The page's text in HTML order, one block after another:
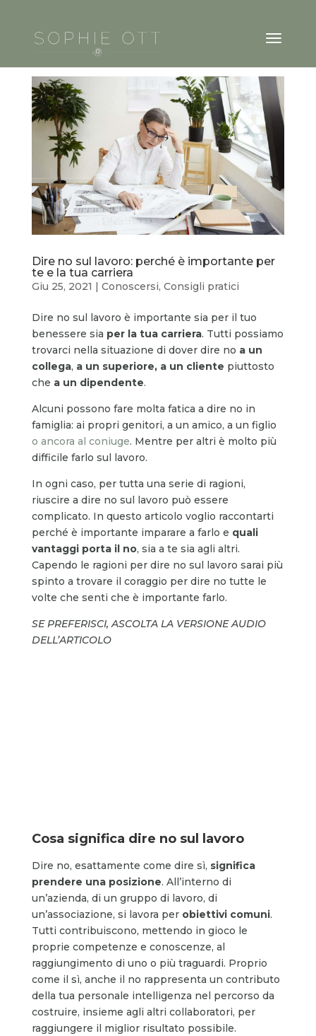
Dire no sul lavoro: perché è importante per
te e la tua carriera
Giu 25, 2021 | Conoscersi, Consigli pratici
Dire no sul lavoro è importante sia per il tuo
benessere sia per la tua carriera. Tutti possiamo
trovarci nella situazione di dover dire no a un
collega, a un superiore, a un cliente piuttosto
che a un dipendente.
Alcuni possono fare molta fatica a dire no in
famiglia: ai propri genitori, a un amico, a un figlio
o ancora al coniuge. Mentre per altri è molto più
difficile farlo sul lavoro.
In ogni caso, per tutta una serie di ragioni,
riuscire a dire no sul lavoro può essere
complicato. In questo articolo voglio raccontarti
perché è importante imparare a farlo e quali
vantaggi porta il no, sia a te sia agli altri.
Capendo le ragioni per dire no sul lavoro sarai più
spinto a trovare il coraggio per dire no tutte le
volte che senti che è importante farlo.
SE PREFERISCI, ASCOLTA LA VERSIONE AUDIO
DELL’ARTICOLO
Cosa significa dire no sul lavoro
Dire no, esattamente come dire sì, significa
prendere una posizione. All’interno di
un’azienda, di un gruppo di lavoro, di
un’associazione, si lavora per obiettivi comuni.
Tutti contribuiscono, mettendo in gioco le
proprie competenze e conoscenze, al
raggiungimento di uno o più traguardi. Proprio
come il sì, anche il no rappresenta un contributo
della tua personale intelligenza nel percorso da
costruire, insieme agli altri collaboratori, per
raggiungere il miglior risultato possibile.